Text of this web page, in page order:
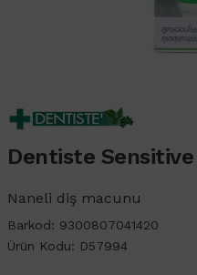
Dentiste
Naneli diş macunu
Barkod: 9300807041420
Ürün Kodu: D57994